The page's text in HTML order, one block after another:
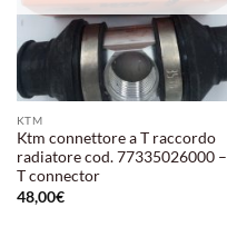
KTM
Ktm connettore a T raccordo
radiatore cod. 77335026000 –
T connector
48,00€